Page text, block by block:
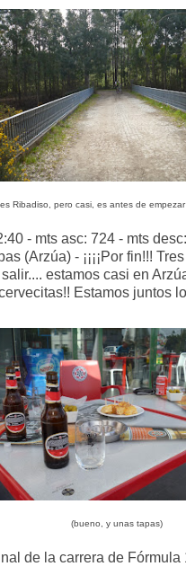
Ribadiso, pero casi, es antes de
- mts asc: 724 - mts
(Arzúa) - ¡¡¡¡Por fin!!!
estamos casi en
Estamos juntos
(bueno, y unas tapas)
de la carrera de Fórmula